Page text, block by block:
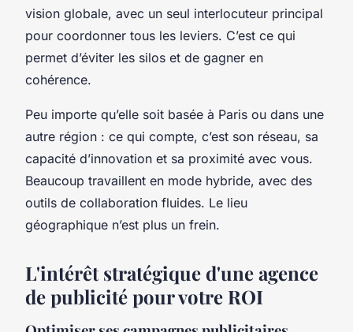
vision globale, avec un seul interlocuteur principal
pour coordonner tous les leviers. C’est ce qui
permet d’éviter les silos et de gagner en
cohérence.
Peu importe qu’elle soit basée à Paris ou dans une
autre région : ce qui compte, c’est son réseau, sa
capacité d’innovation et sa proximité avec vous.
Beaucoup travaillent en mode hybride, avec des
outils de collaboration fluides. Le lieu
géographique n’est plus un frein.
L'intérêt stratégique d'une agence
de publicité pour votre ROI